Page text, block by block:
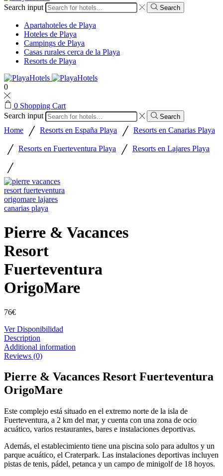
Search input Search
Apartahoteles de Playa
Hoteles de Playa
Campings de Playa
Casas rurales cerca de la Playa
Resorts de Playa
0
0 Shopping Cart
Search input
Search
Home / Resorts en España Playa / Resorts en Canarias Playa
/ Resorts en Fuerteventura Playa / Resorts en Lajares Playa
/
Pierre & Vacances
Resort
Fuerteventura
OrigoMare
76€
Ver Disponibilidad
Description
Additional information
Reviews (0)
Pierre & Vacances Resort Fuerteventura
OrigoMare
Este complejo está situado en el extremo norte de la isla de
Fuerteventura, a 2 km del mar, y cuenta con una zona de ocio
acuático, varios restaurantes, bares e instalaciones deportivas.
Además, el establecimiento tiene una piscina solo para adultos y un
parque acuático, el Craterpark. Las instalaciones deportivas incluyen
pistas de tenis, pádel, petanca y un campo de minigolf de 18 hoyos.